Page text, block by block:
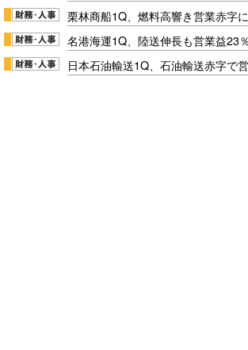
栗林商船1Q、燃料高響き営業赤字
名港海運1Q、陸送伸長も営業益23
日本石油輸送1Q、石油輸送赤字で